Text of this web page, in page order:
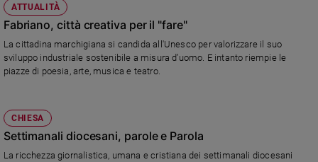
ATTUALITÀ
Fabriano, città creativa per il "fare"
La cittadina marchigiana si candida all'Unesco per valorizzare il suo
sviluppo industriale sostenibile a misura d’uomo. E intanto riempie le
piazze di poesia, arte, musica e teatro.
CHIESA
Settimanali diocesani, parole e Parola
La ricchezza giornalistica, umana e cristiana dei settimanali diocesani